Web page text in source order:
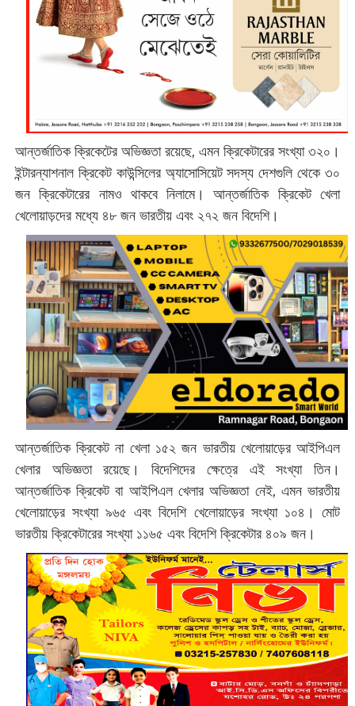
আন্তর্জাতিক ক্রিকেটের অভিজ্ঞতা রয়েছে, এমন ক্রিকেটারের সংখ্যা ৩২০।
ইন্টারন্যাশনাল ক্রিকেট কাউন্সিলের অ্যাসোসিয়েট সদস্য দেশগুলি থেকে ৩০
জন ক্রিকেটারের নামও থাকবে নিলামে। আন্তর্জাতিক ক্রিকেট খেলা
খেলোয়াড়দের মধ্যে ৪৮ জন ভারতীয় এবং ২৭২ জন বিদেশি।
আন্তর্জাতিক ক্রিকেট না খেলা ১৫২ জন ভারতীয় খেলোয়াড়ের আইপিএল
খেলার অভিজ্ঞতা রয়েছে। বিদেশিদের ক্ষেত্রে এই সংখ্যা তিন।
আন্তর্জাতিক ক্রিকেট বা আইপিএল খেলার অভিজ্ঞতা নেই, এমন ভারতীয়
খেলোয়াড়ের সংখ্যা ৯৬৫ এবং বিদেশি খেলোয়াড়ের সংখ্যা ১০৪। মোট
ভারতীয় ক্রিকেটারের সংখ্যা ১১৬৫ এবং বিদেশি ক্রিকেটার ৪০৯ জন।